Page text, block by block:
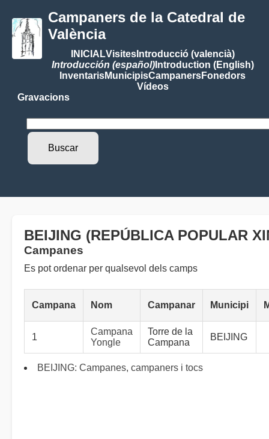
Campaners de la Catedral de
València
INICIALVisitesIntroducció (valencià)
Introducción (español)Introduction (English)
InventarisMunicipisCampanersFonedors
Vídeos
Gravacions
BEIJING (REPÚBLICA POPULAR
Campanes
Es pot ordenar per qualsevol dels camps
Campana Nom Campanar Municipi
1
Campana
Yongle
Torre de la
Campana
BEIJING
BEIJING: Campanes, campaners i tocs